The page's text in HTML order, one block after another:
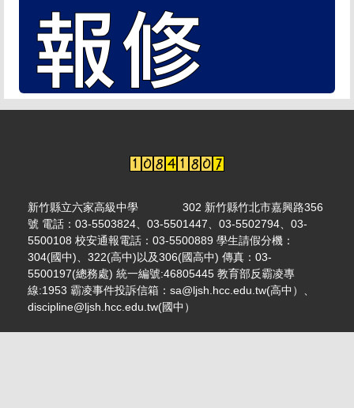
新竹縣立六家高級中學 302 新竹縣竹北市嘉興路356
號 電話：03-5503824、03-5501447、03-5502794、03-
5500108 校安通報電話：03-5500889 學生請假分機：
304(國中)、322(高中)以及306(國高中) 傳真：03-
5500197(總務處) 統一編號:46805445 教育部反霸凌專
線:1953 霸凌事件投訴信箱：sa@ljsh.hcc.edu.tw(高中）、
discipline@ljsh.hcc.edu.tw(國中）